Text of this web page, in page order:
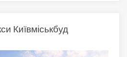
Київміськбуд